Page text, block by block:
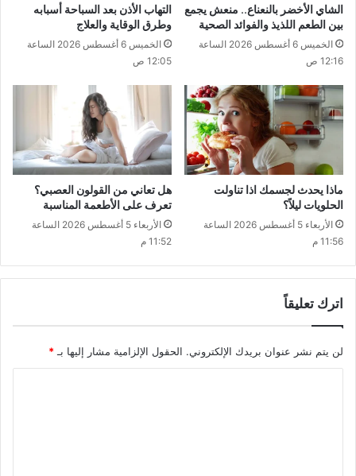
الشاي الأخضر بالنعناع.. منعش يجمع
بين الطعم اللذيذ والفوائد الصحية
الخميس 6 أغسطس 2026 الساعة
12:16 ص
التهاب الأذن بعد السباحة أسبابه
وطرق الوقاية والعلاج
الخميس 6 أغسطس 2026 الساعة
12:05 ص
ماذا يحدث لجسمك اذا تناولت
الحلويات ليلاً؟
الأربعاء 5 أغسطس 2026 الساعة
11:56 م
هل تعاني من القولون العصبي؟
تعرف على الأطعمة المناسبة
الأربعاء 5 أغسطس 2026 الساعة
11:52 م
اترك تعليقاً
لن يتم نشر عنوان بريدك الإلكتروني. الحقول الإلزامية مشار إليها بـ *